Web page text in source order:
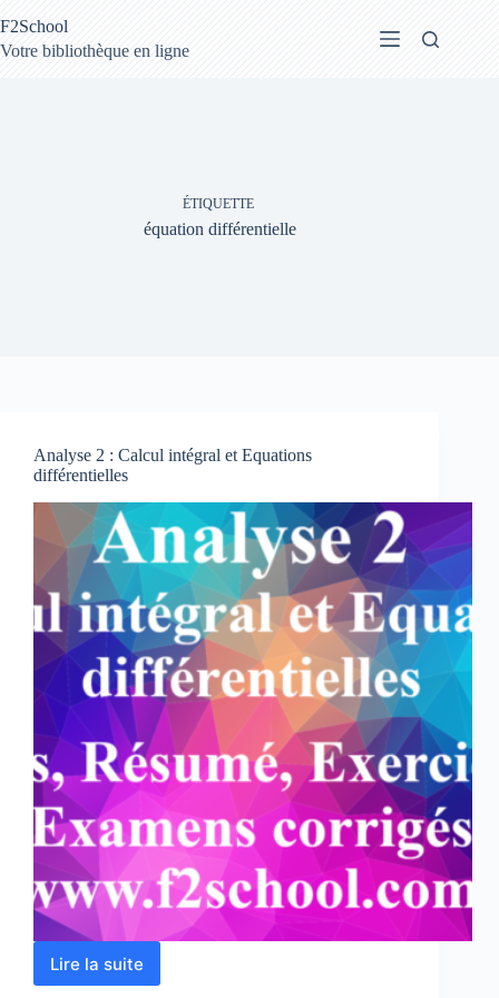
au
contenu
F2School
Votre bibliothèque en ligne
ÉTIQUETTE
équation différentielle
Analyse 2 : Calcul intégral et Equations
différentielles
Lire la suite
Analyse